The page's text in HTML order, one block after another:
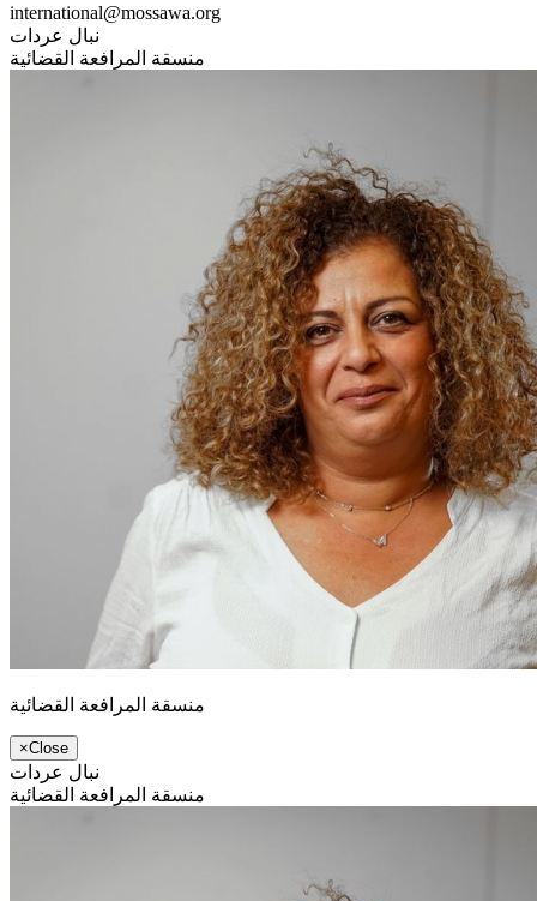
international@mossawa.org
نبال عردات
منسقة المرافعة القضائية
منسقة المرافعة القضائية
×Close
نبال عردات
منسقة المرافعة القضائية